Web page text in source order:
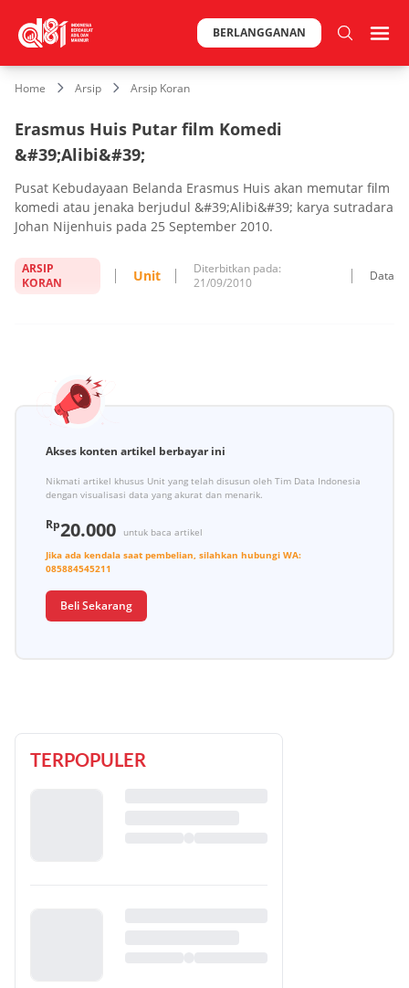
BERLANGGANAN
Home Arsip Arsip Koran
Erasmus Huis Putar film Komedi
&#39;Alibi&#39;
Pusat Kebudayaan Belanda Erasmus Huis akan memutar film
komedi atau jenaka berjudul &#39;Alibi&#39; karya sutradara
Johan Nijenhuis pada 25 September 2010.
ARSIP
KORAN
Unit
Diterbitkan pada:
21/09/2010
Data
Akses konten artikel berbayar ini
Nikmati artikel khusus Unit yang telah disusun oleh Tim Data Indonesia
dengan visualisasi data yang akurat dan menarik.
Rp20.000
untuk baca artikel
Jika ada kendala saat pembelian, silahkan hubungi WA:
085884545211
Beli Sekarang
TERPOPULER